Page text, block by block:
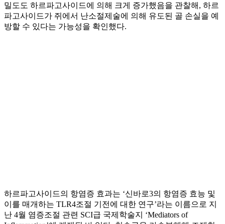
밀도도 하르파고사이드에 의해 크게 증가했음을 관찰해, 하르
파고사이드가 쥐에서 난소절제술에 의해 유도된 골 손실을 예
방할 수 있다는 가능성을 확인했다.
하르파고사이드의 항염증 효과는 ‘신바로3의 항염증 효능 및
이를 매개하는 TLR4조절 기전에 대한 연구’라는 이름으로 지
난 4월 염증조절 관련 SCI급 국제학술지 ‘Mediators of